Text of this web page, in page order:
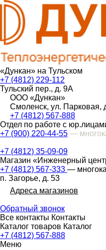
«Дункан» на Тульском
+7 (4812) 229-112
Тульский пер., д. 9А
ООО «Дункан»
Смоленск, ул. Парковая,
+7 (4812) 567-888
Отдел по работе с
+7 (900) 220-44-55 —
+7 (4812) 35-09-09
Магазин «Инженерный
+7 (4812) 567-333 —
п. Загорье, д. 53
Адреса магазинов
Обратный звонок
Все контакты Контакты
Каталог товаров Каталог
+7 (4812) 567-888
Меню